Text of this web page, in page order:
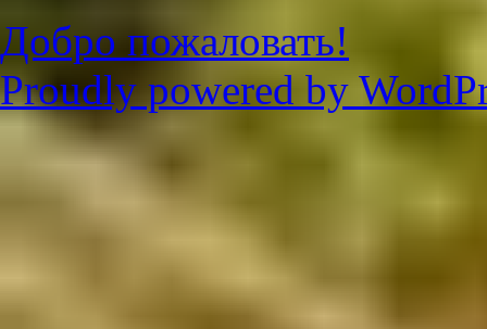
Добро пожаловать!
Proudly powered by